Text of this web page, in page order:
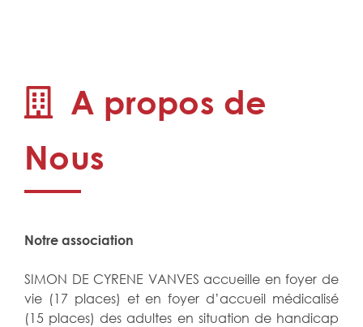
A propos de
Nous
Notre association
SIMON DE CYRENE VANVES accueille en foyer de
vie (17 places) et en foyer d’accueil médicalisé
(15 places) des adultes en situation de handicap